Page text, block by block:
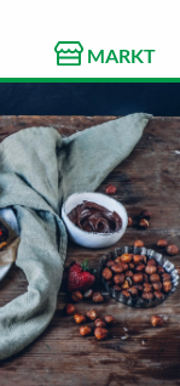
MARKT